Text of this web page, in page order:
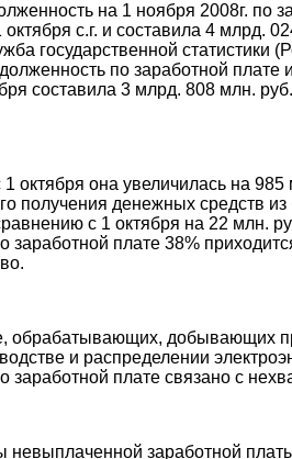
на 1 ноября 2008г. по
октября с.г. и составила 4 млрд.
государственной статистики
по заработной плате
составила 3 млрд. 808 млн.
октября она увеличилась на
получения денежных средств
с 1 октября на 22 млн.
заработной плате 38%
обрабатывающих, добывающих
и распределении
заработной плате связано с
заработной